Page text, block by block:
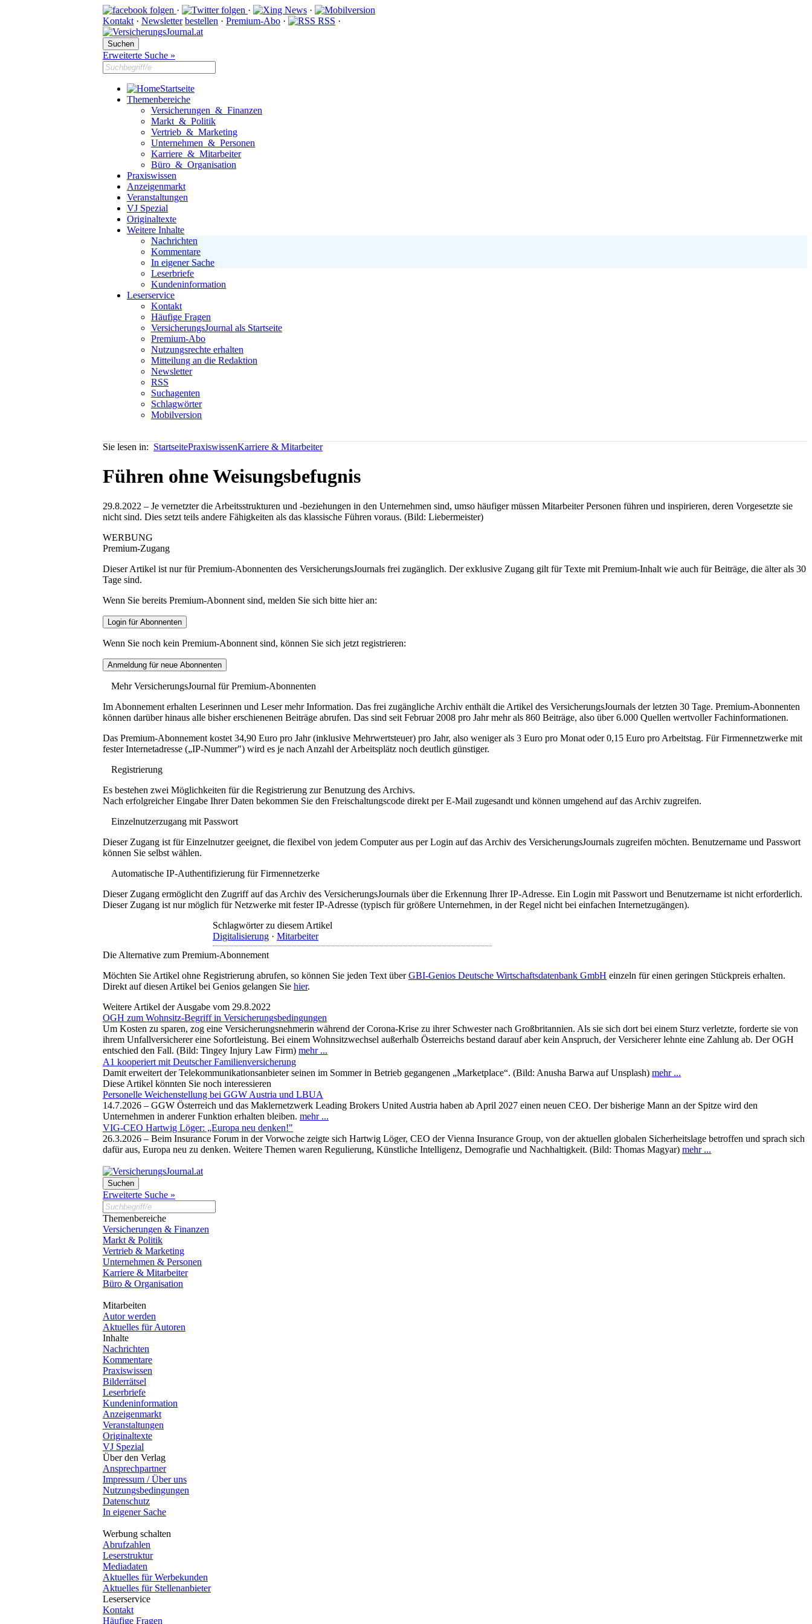
· ·
·
Kontakt · Newsletter bestellen · Premium-Abo · RSS ·
Erweiterte Suche »
Startseite
Themenbereiche
Versicherungen & Finanzen
Markt & Politik
Vertrieb & Marketing
Unternehmen & Personen
Karriere & Mitarbeiter
Büro & Organisation
Praxiswissen
Anzeigenmarkt
Veranstaltungen
VJ Spezial
Originaltexte
Weitere Inhalte
Nachrichten
Kommentare
In eigener Sache
Leserbriefe
Kundeninformation
Leserservice
Kontakt
Häufige Fragen
VersicherungsJournal als Startseite
Premium-Abo
Nutzungsrechte erhalten
Mitteilung an die Redaktion
Newsletter
RSS
Suchagenten
Schlagwörter
Mobilversion
Sie lesen in: StartseitePraxiswissenKarriere & Mitarbeiter
Führen ohne Weisungsbefugnis
29.8.2022 – Je vernetzter die Arbeitsstrukturen und -beziehungen in den Unternehmen sind, umso häufiger müssen Mitarbeiter Personen führen und inspirieren, deren Vorgesetzte sie
nicht sind. Dies setzt teils andere Fähigkeiten als das klassische Führen voraus. (Bild: Liebermeister)
WERBUNG
Premium-Zugang
Dieser Artikel ist nur für Premium-Abonnenten des VersicherungsJournals frei zugänglich. Der exklusive Zugang gilt für Texte mit Premium-Inhalt wie auch für Beiträge, die älter als 30
Tage sind.
Wenn Sie bereits Premium-Abonnent sind, melden Sie sich bitte hier an:
Wenn Sie noch kein Premium-Abonnent sind, können Sie sich jetzt registrieren:
Mehr VersicherungsJournal für Premium-Abonnenten
Im Abonnement erhalten Leserinnen und Leser mehr Information. Das frei zugängliche Archiv enthält die Artikel des VersicherungsJournals der letzten 30 Tage. Premium-Abonnenten
können darüber hinaus alle bisher erschienenen Beiträge abrufen. Das sind seit Februar 2008 pro Jahr mehr als 860 Beiträge, also über 6.000 Quellen wertvoller Fachinformationen.
Das Premium-Abonnement kostet 34,90 Euro pro Jahr (inklusive Mehrwertsteuer) pro Jahr, also weniger als 3 Euro pro Monat oder 0,15 Euro pro Arbeitstag. Für Firmennetzwerke mit
fester Internetadresse („IP-Nummer") wird es je nach Anzahl der Arbeitsplätz noch deutlich günstiger.
Registrierung
Es bestehen zwei Möglichkeiten für die Registrierung zur Benutzung des Archivs.
Nach erfolgreicher Eingabe Ihrer Daten bekommen Sie den Freischaltungscode direkt per E-Mail zugesandt und können umgehend auf das Archiv zugreifen.
Einzelnutzerzugang mit Passwort
Dieser Zugang ist für Einzelnutzer geeignet, die flexibel von jedem Computer aus per Login auf das Archiv des VersicherungsJournals zugreifen möchten. Benutzername und Passwort
können Sie selbst wählen.
Automatische IP-Authentifizierung für Firmennetzerke
Dieser Zugang ermöglicht den Zugriff auf das Archiv des VersicherungsJournals über die Erkennung Ihrer IP-Adresse. Ein Login mit Passwort und Benutzername ist nicht erforderlich.
Dieser Zugang ist nur möglich für Netzwerke mit fester IP-Adresse (typisch für größere Unternehmen, in der Regel nicht bei einfachen Internetzugängen).
Schlagwörter zu diesem Artikel
Digitalisierung · Mitarbeiter
Die Alternative zum Premium-Abonnement
Möchten Sie Artikel ohne Registrierung abrufen, so können Sie jeden Text überGBI-Genios Deutsche Wirtschaftsdatenbank GmbH einzeln für einen geringen Stückpreis erhalten.
Direkt auf diesen Artikel bei Genios gelangen Sie hier.
Weitere Artikel der Ausgabe vom 29.8.2022
OGH zum Wohnsitz-Begriff in Versicherungsbedingungen
Um Kosten zu sparen, zog eine Versicherungsnehmerin während der Corona-Krise zu ihrer Schwester nach Großbritannien. Als sie sich dort bei einem Sturz verletzte, forderte sie von
ihrem Unfallversicherer eine Sofortleistung. Bei einem Wohnsitzwechsel außerhalb Österreichs bestand darauf aber kein Anspruch, der Versicherer lehnte eine Zahlung ab. Der OGH
entschied den Fall. (Bild: Tingey Injury Law Firm) mehr ...
A1 kooperiert mit Deutscher Familienversicherung
Damit erweitert der Telekommunikationsanbieter seinen im Sommer in Betrieb gegangenen „Marketplace“. (Bild: Anusha Barwa auf Unsplash) mehr ...
Diese Artikel könnten Sie noch interessieren
Personelle Weichenstellung bei GGW Austria und LBUA
14.7.2026 – GGW Österreich und das Maklernetzwerk Leading Brokers United Austria haben ab April 2027 einen neuen CEO. Der bisherige Mann an der Spitze wird den
Unternehmen in anderer Funktion erhalten bleiben. mehr ...
VIG-CEO Hartwig Löger: „Europa neu denken!"
26.3.2026 – Beim Insurance Forum in der Vorwoche zeigte sich Hartwig Löger, CEO der Vienna Insurance Group, von der aktuellen globalen Sicherheitslage betroffen und sprach sich
dafür aus, Europa neu zu denken. Weitere Themen waren Regulierung, Künstliche Intelligenz, Demografie und Nachhaltigkeit. (Bild: Thomas Magyar) mehr ...
Erweiterte Suche »
Themenbereiche
Versicherungen & Finanzen
Markt & Politik
Vertrieb & Marketing
Unternehmen & Personen
Karriere & Mitarbeiter
Büro & Organisation
Mitarbeiten
Autor werden
Aktuelles für Autoren
Inhalte
Nachrichten
Kommentare
Praxiswissen
Bilderrätsel
Leserbriefe
Kundeninformation
Anzeigenmarkt
Veranstaltungen
Originaltexte
VJ Spezial
Über den Verlag
Ansprechpartner
Impressum / Über uns
Nutzungsbedingungen
Datenschutz
In eigener Sache
Werbung schalten
Abrufzahlen
Leserstruktur
Mediadaten
Aktuelles für Werbekunden
Aktuelles für Stellenanbieter
Leserservice
Kontakt
Häufige Fragen